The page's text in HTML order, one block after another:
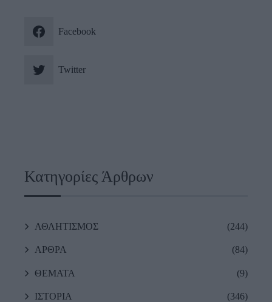
Facebook
Twitter
Κατηγορίες Άρθρων
ΑΘΛΗΤΙΣΜΟΣ (244)
ΑΡΘΡΑ (84)
ΘΕΜΑΤΑ (9)
ΙΣΤΟΡΙΑ (346)